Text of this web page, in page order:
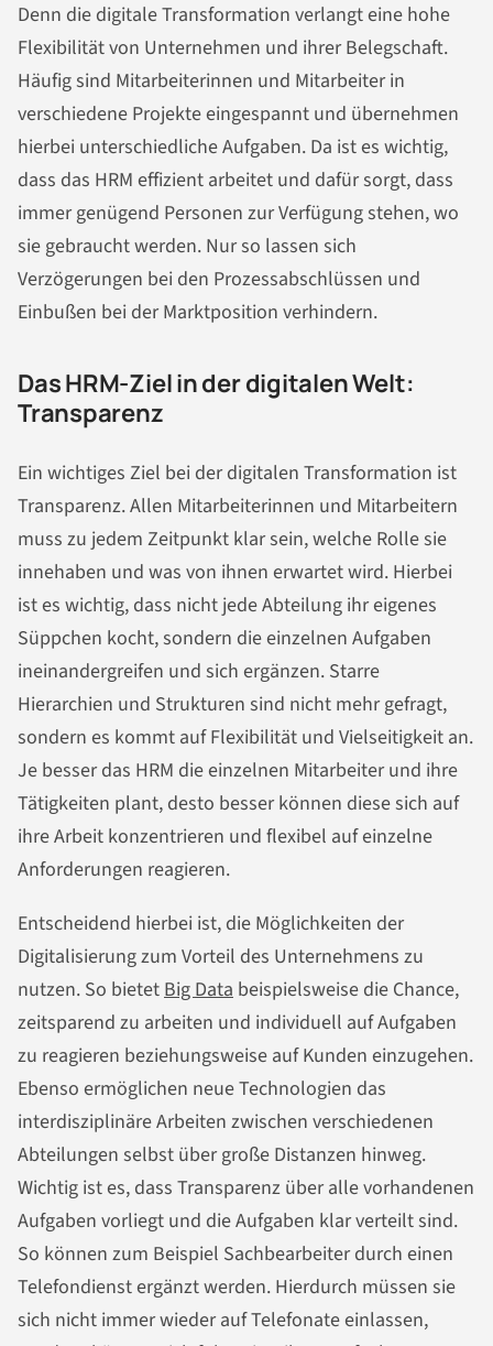
Denn die digitale Transformation verlangt eine hohe
Flexibilität von Unternehmen und ihrer Belegschaft.
Häufig sind Mitarbeiterinnen und Mitarbeiter in
verschiedene Projekte eingespannt und übernehmen
hierbei unterschiedliche Aufgaben. Da ist es wichtig,
dass das HRM effizient arbeitet und dafür sorgt, dass
immer genügend Personen zur Verfügung stehen, wo
sie gebraucht werden. Nur so lassen sich
Verzögerungen bei den Prozessabschlüssen und
Einbußen bei der Marktposition verhindern.
Das HRM-Ziel in der digitalen Welt:
Transparenz
Ein wichtiges Ziel bei der digitalen Transformation ist
Transparenz. Allen Mitarbeiterinnen und Mitarbeitern
muss zu jedem Zeitpunkt klar sein, welche Rolle sie
innehaben und was von ihnen erwartet wird. Hierbei
ist es wichtig, dass nicht jede Abteilung ihr eigenes
Süppchen kocht, sondern die einzelnen Aufgaben
ineinandergreifen und sich ergänzen. Starre
Hierarchien und Strukturen sind nicht mehr gefragt,
sondern es kommt auf Flexibilität und Vielseitigkeit an.
Je besser das HRM die einzelnen Mitarbeiter und ihre
Tätigkeiten plant, desto besser können diese sich auf
ihre Arbeit konzentrieren und flexibel auf einzelne
Anforderungen reagieren.
Entscheidend hierbei ist, die Möglichkeiten der
Digitalisierung zum Vorteil des Unternehmens zu
nutzen. So bietetBig Data beispielsweise die Chance,
zeitsparend zu arbeiten und individuell auf Aufgaben
zu reagieren beziehungsweise auf Kunden einzugehen.
Ebenso ermöglichen neue Technologien das
interdisziplinäre Arbeiten zwischen verschiedenen
Abteilungen selbst über große Distanzen hinweg.
Wichtig ist es, dass Transparenz über alle vorhandenen
Aufgaben vorliegt und die Aufgaben klar verteilt sind.
So können zum Beispiel Sachbearbeiter durch einen
Telefondienst ergänzt werden. Hierdurch müssen sie
sich nicht immer wieder auf Telefonate einlassen,